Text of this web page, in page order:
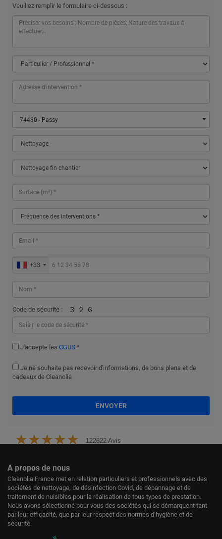
Veuillez remplir le formulaire ci-dessous :
74480 - Passy
+33
Code de sécurité :
J'accepte les CGUS *
Je ne souhaite pas recevoir d'informations, de bons plans et de
cadeaux de Cleanolia
ENVOYER
122822 Avis
A propos de nous
Cleanolia France met en relation particuliers et professionnels avec des
sociétés de nettoyage, de désinfection Covid, de dépannage et de
traitement de nuisibles pour la réalisation de tous types de prestation.
Nous avons sélectionné pour vous des sociétés qui se démarquent tant
par leur efficacité, que par leur respect des normes d’hygiène et de
sécurité.